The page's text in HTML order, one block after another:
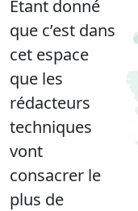
Étant donné
que c’est dans
cet espace
que les
rédacteurs
techniques
vont
consacrer le
plus de